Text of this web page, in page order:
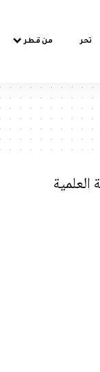
تحر من قطر